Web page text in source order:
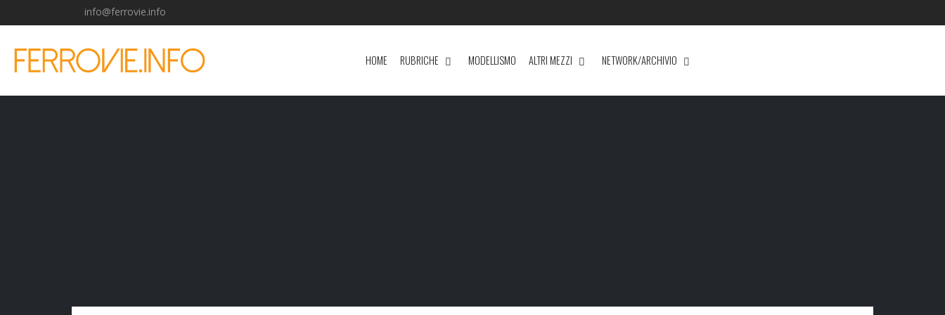
info@ferrovie.info
HOME RUBRICHE MODELLISMO ALTRI MEZZI NETWORK/ARCHIVIO